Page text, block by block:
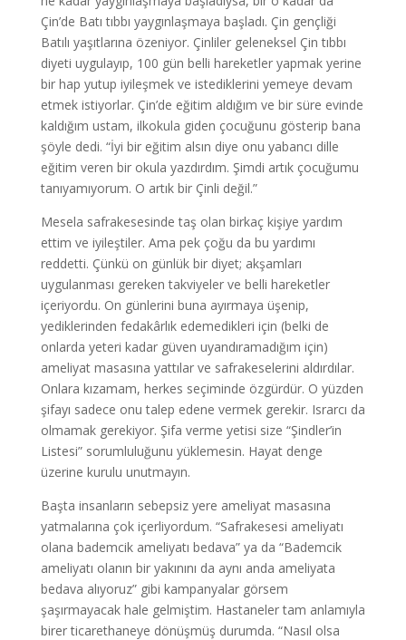
Çin’de Batı tıbbı yaygınlaşmaya başladı. Çin gençliği
Batılı yaşıtlarına özeniyor. Çinliler geleneksel Çin tıbbı
diyeti uygulayıp, 100 gün belli hareketler yapmak yerine
bir hap yutup iyileşmek ve istediklerini yemeye devam
etmek istiyorlar. Çin’de eğitim aldığım ve bir süre evinde
kaldığım ustam, ilkokula giden çocuğunu gösterip bana
şöyle dedi. “İyi bir eğitim alsın diye onu yabancı dille
eğitim veren bir okula yazdırdım. Şimdi artık çocuğumu
tanıyamıyorum. O artık bir Çinli değil.”
Mesela safrakesesinde taş olan birkaç kişiye yardım
ettim ve iyileştiler. Ama pek çoğu da bu yardımı
reddetti. Çünkü on günlük bir diyet; akşamları
uygulanması gereken takviyeler ve belli hareketler
içeriyordu. On günlerini buna ayırmaya üşenip,
yediklerinden fedakârlık edemedikleri için (belki de
onlarda yeteri kadar güven uyandıramadığım için)
ameliyat masasına yattılar ve safrakeselerini aldırdılar.
Onlara kızamam, herkes seçiminde özgürdür. O yüzden
şifayı sadece onu talep edene vermek gerekir. Israrcı da
olmamak gerekiyor. Şifa verme yetisi size “Şindler’in
Listesi” sorumluluğunu yüklemesin. Hayat denge
üzerine kurulu unutmayın.
Başta insanların sebepsiz yere ameliyat masasına
yatmalarına çok içerliyordum. “Safrakesesi ameliyatı
olana bademcik ameliyatı bedava” ya da “Bademcik
ameliyatı olanın bir yakınını da aynı anda ameliyata
bedava alıyoruz” gibi kampanyalar görsem
şaşırmayacak hale gelmiştim. Hastaneler tam anlamıyla
birer ticarethaneye dönüşmüş durumda. “Nasıl olsa